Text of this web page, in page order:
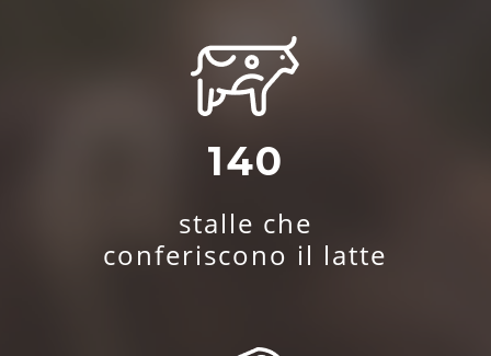
140
stalle che
conferiscono il latte